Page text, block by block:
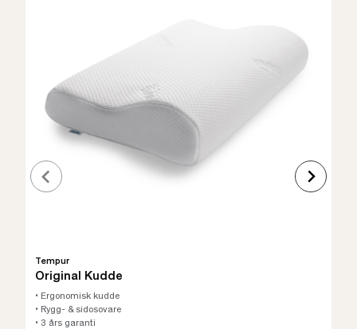
Tempur
Original Kudde
• Ergonomisk kudde
• Rygg- & sidosovare
• 3 års garanti